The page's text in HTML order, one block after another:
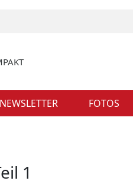
NEWSLETTER FOTOS
1